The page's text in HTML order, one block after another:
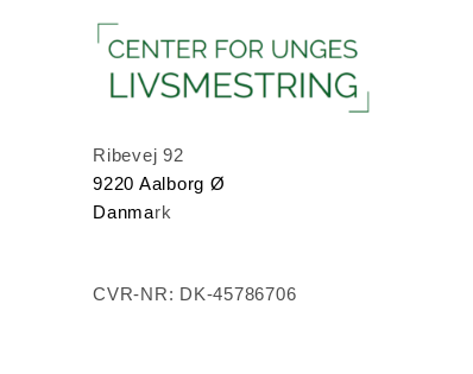
Ribevej 92
9220 Aalborg Ø
Danmark
CVR-NR: DK-45786706